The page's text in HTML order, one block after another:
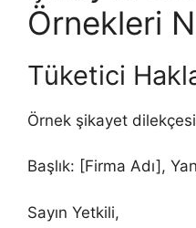
Örnekleri
Tüketici
Örnek şikayet
Başlık: [Firma Adı],
Sayın Yetkili,